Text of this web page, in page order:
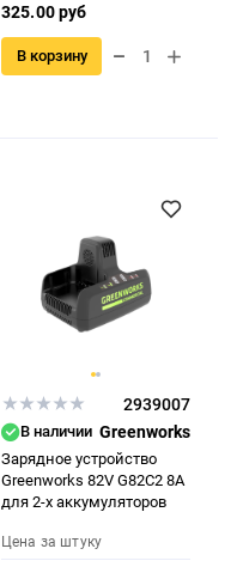
325.00 руб
В корзину
2939007
В наличии Greenworks
Зарядное устройство
Greenworks 82V G82C2 8А
для 2-х аккумуляторов
Цена за штуку